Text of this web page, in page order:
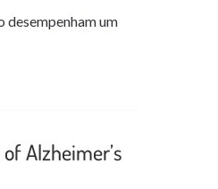
desempenham um
Alzheimer’s